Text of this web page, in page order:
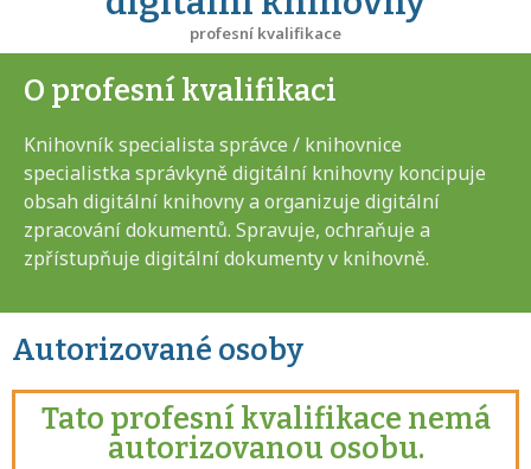
profesní kvalifikace
O profesní kvalifikaci
Knihovník specialista správce / knihovnice
specialistka správkyně digitální knihovny koncipuje
obsah digitální knihovny a organizuje digitální
zpracování dokumentů. Spravuje, ochraňuje a
zpřístupňuje digitální dokumenty v knihovně.
Autorizované osoby
Tato profesní kvalifikace nemá
autorizovanou osobu.